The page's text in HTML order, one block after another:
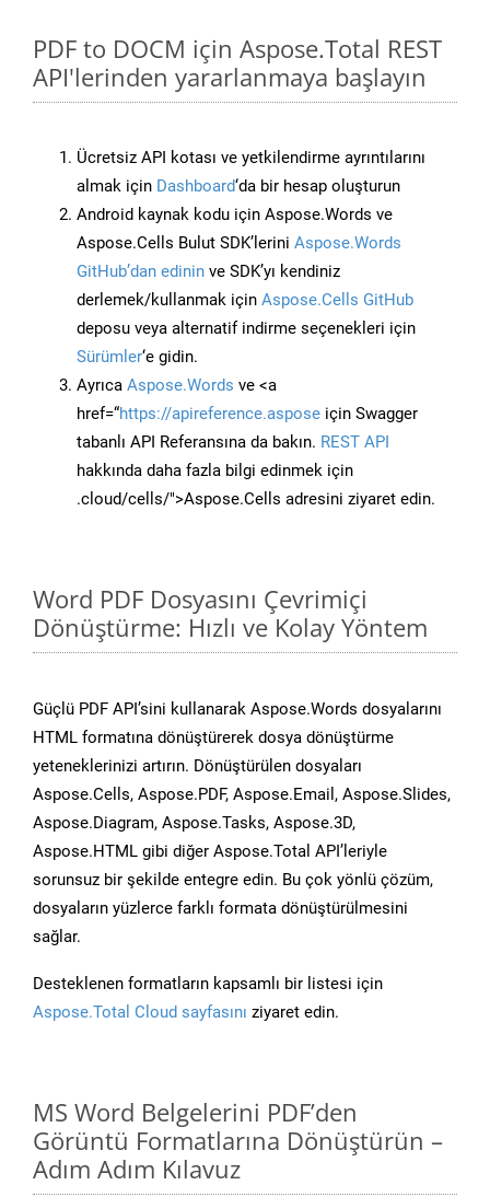
PDF to DOCM için Aspose.Total REST
API'lerinden yararlanmaya başlayın
Ücretsiz API kotası ve yetkilendirme ayrıntılarını
almak için Dashboard‘da bir hesap oluşturun
Android kaynak kodu için Aspose.Words ve
Aspose.Cells Bulut SDK’lerini Aspose.Words
GitHub’dan edinin ve SDK’yı kendiniz
derlemek/kullanmak için Aspose.Cells GitHub
deposu veya alternatif indirme seçenekleri için
Sürümler‘e gidin.
Ayrıca Aspose.Words ve <a
href=“https://apireference.aspose için Swagger
tabanlı API Referansına da bakın. REST API
hakkında daha fazla bilgi edinmek için
.cloud/cells/">Aspose.Cells adresini ziyaret edin.
Word PDF Dosyasını Çevrimiçi
Dönüştürme: Hızlı ve Kolay Yöntem
Güçlü PDF API’sini kullanarak Aspose.Words dosyalarını
HTML formatına dönüştürerek dosya dönüştürme
yeteneklerinizi artırın. Dönüştürülen dosyaları
Aspose.Cells, Aspose.PDF, Aspose.Email, Aspose.Slides,
Aspose.Diagram, Aspose.Tasks, Aspose.3D,
Aspose.HTML gibi diğer Aspose.Total API’leriyle
sorunsuz bir şekilde entegre edin. Bu çok yönlü çözüm,
dosyaların yüzlerce farklı formata dönüştürülmesini
sağlar.
Desteklenen formatların kapsamlı bir listesi için
Aspose.Total Cloud sayfasını ziyaret edin.
MS Word Belgelerini PDF’den
Görüntü Formatlarına Dönüştürün –
Adım Adım Kılavuz